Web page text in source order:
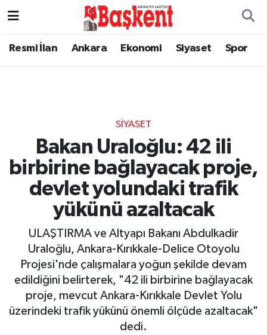
Resmi İlan Ankara Ekonomi Siyaset Spor
SIYASET
Bakan Uraloğlu: 42 ili
birbirine bağlayacak proje,
devlet yolundaki trafik
yükünü azaltacak
ULAŞTIRMA ve Altyapı Bakanı Abdulkadir
Uraloğlu, Ankara-Kırıkkale-Delice Otoyolu
Projesi'nde çalışmalara yoğun şekilde devam
edildiğini belirterek, "42 ili birbirine bağlayacak
proje, mevcut Ankara-Kırıkkale Devlet Yolu
üzerindeki trafik yükünü önemli ölçüde azaltacak"
dedi.